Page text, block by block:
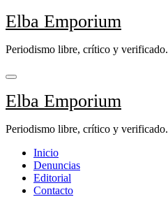
Saltar
al
Elba Emporium
Periodismo libre, crítico y verificado.
Elba Emporium
Periodismo libre, crítico y verificado.
Inicio
Denuncias
Editorial
Contacto